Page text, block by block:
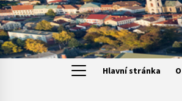
Hlavní stránka